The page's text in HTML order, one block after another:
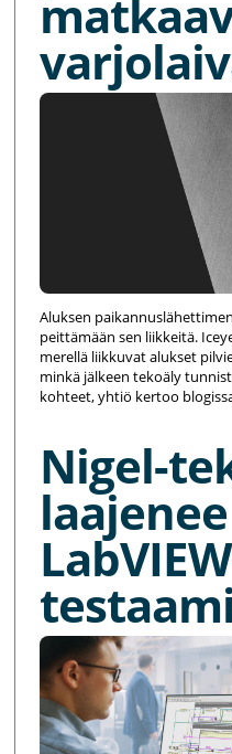
Aluksen
peittämään sen liikkeitä.
merellä liikkuvat alukset
minkä jälkeen tekoäly
kohteet, yhtiö kertoo
Nigel-
laajenee